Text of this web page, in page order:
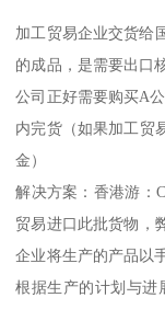
加工贸易企业交货给
的成品，是需要出口
公司正好需要购买A
内完货（如果加工贸
金）
解决方案：香港游：
贸易进口此批货物，
企业将生产的产品以
根据生产的计划与进